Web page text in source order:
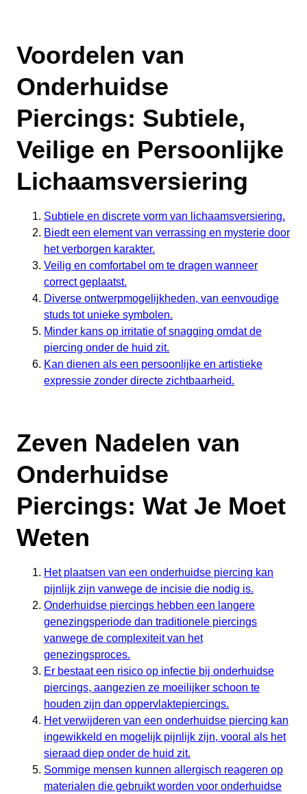
Voordelen van
Onderhuidse
Piercings: Subtiele,
Veilige en Persoonlijke
Lichaamsversiering
Subtiele en discrete vorm van lichaamsversiering.
Biedt een element van verrassing en mysterie door
het verborgen karakter.
Veilig en comfortabel om te dragen wanneer
correct geplaatst.
Diverse ontwerpmogelijkheden, van eenvoudige
studs tot unieke symbolen.
Minder kans op irritatie of snagging omdat de
piercing onder de huid zit.
Kan dienen als een persoonlijke en artistieke
expressie zonder directe zichtbaarheid.
Zeven Nadelen van
Onderhuidse
Piercings: Wat Je Moet
Weten
Het plaatsen van een onderhuidse piercing kan
pijnlijk zijn vanwege de incisie die nodig is.
Onderhuidse piercings hebben een langere
genezingsperiode dan traditionele piercings
vanwege de complexiteit van het
genezingsproces.
Er bestaat een risico op infectie bij onderhuidse
piercings, aangezien ze moeilijker schoon te
houden zijn dan oppervlaktepiercings.
Het verwijderen van een onderhuidse piercing kan
ingewikkeld en mogelijk pijnlijk zijn, vooral als het
sieraad diep onder de huid zit.
Sommige mensen kunnen allergisch reageren op
materialen die gebruikt worden voor onderhuidse